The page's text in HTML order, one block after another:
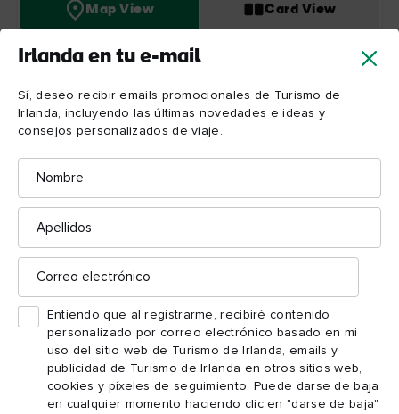
Irlanda en tu e-mail
Sí, deseo recibir emails promocionales de Turismo de
Irlanda, incluyendo las últimas novedades e ideas y
consejos personalizados de viaje.
Nombre
Apellidos
Correo
electrónico
Entiendo que al registrarme, recibiré contenido
personalizado por correo electrónico basado en mi
uso del sitio web de Turismo de Irlanda, emails y
publicidad de Turismo de Irlanda en otros sitios web,
cookies y píxeles de seguimiento. Puede darse de baja
en cualquier momento haciendo clic en "darse de baja"
Map View Card View
Moher